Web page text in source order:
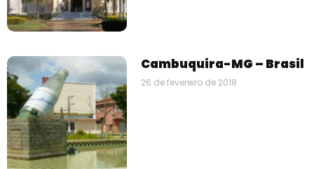
Cambuquira-MG – Brasil
26 de fevereiro de 2018